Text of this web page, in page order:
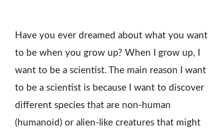
Have you ever dreamed about what you want
to be when you grow up? When I grow up, I
want to be a scientist. The main reason I want
to be a scientist is because I want to discover
different species that are non-human
(humanoid) or alien-like creatures that might